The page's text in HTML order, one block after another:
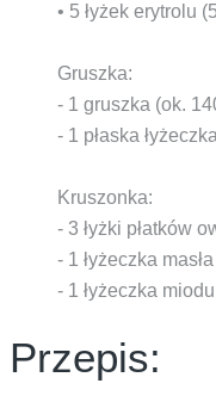
• 5 łyżek erytrolu
Gruszka:
- 1 gruszka (ok.
- 1 płaska
Kruszonka:
- 3 łyżki płatków
- 1 łyżeczka
- 1 łyżeczka
Przepis: